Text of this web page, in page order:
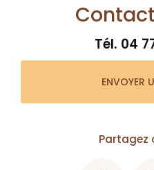
Tél. 04
ENVOYER
Partagez